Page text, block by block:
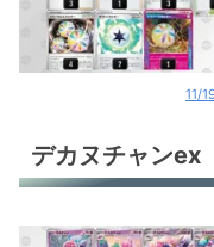
11/
デカヌチャンex